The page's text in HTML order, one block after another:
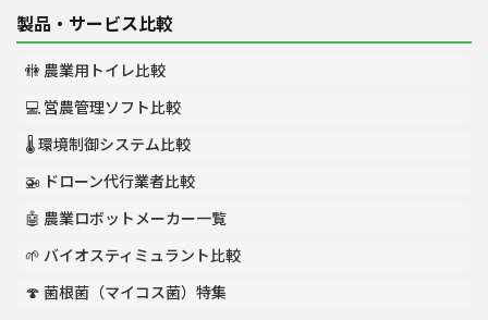
製品・サービス比較
🚻 農業用トイレ比較
💻 営農管理ソフト比較
🌡️ 環境制御システム比較
🚁 ドローン代行業者比較
🤖 農業ロボットメーカー一覧
🌱 バイオスティミュラント比較
🍄 菌根菌（マイコス菌）特集